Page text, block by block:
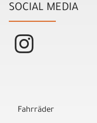
SOCIAL MEDIA
Fahrräder